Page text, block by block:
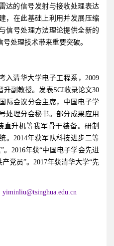
达的信号发射与接收处理表达
，在此基础上利用并发展压缩
信号处理方法理论提供全新的
处理技术带来重要突破。
入清华大学电子工程系，2009
升副教授。发表SCI收录论文30
际会议分会主席，中国电子学
处理分会秘书。部分成果应用
直升机等我军骨干装备。研制
。2014年获军队科技进步二等
。2016年获“中国电子学会先进
党员”。2017年获清华大学“先
yiminliu@tsinghua.edu.cn